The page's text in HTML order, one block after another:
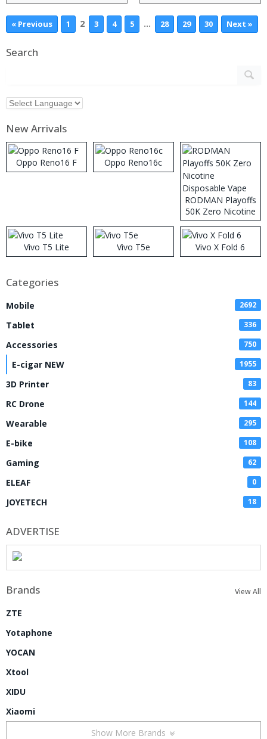
« Previous 1 2 3 4 5 … 28 29 30 Next »
Search
New Arrivals
Oppo Reno16 F Oppo Reno16c
RODMAN Playoffs
50K Zero Nicotine
Disposable Vape
Vivo T5 Lite Vivo T5e Vivo X Fold 6
Categories
Mobile 2692
Tablet 336
Accessories 750
E-cigar NEW 1955
3D Printer 83
RC Drone 144
Wearable 295
E-bike 108
Gaming 62
ELEAF 0
JOYETECH 18
ADVERTISE
Brands View All
ZTE
Yotaphone
YOCAN
Xtool
XIDU
Xiaomi
Show More Brands